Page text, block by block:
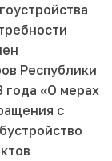
Республики
года «О мерах
с